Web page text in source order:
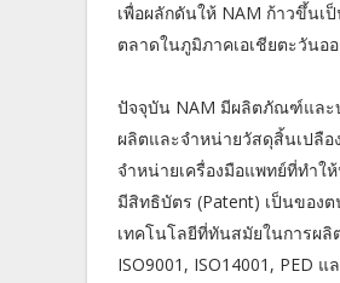
เพื่อผลักดันให้ NAM ก้าวขึ้นเ
ตลาดในภูมิภาคเอเชียตะวันอ
ปัจจุบัน NAM มีผลิตภัณฑ์และบ
ผลิตและจำหน่ายวัสดุสิ้นเปลือ
จำหน่ายเครื่องมือแพทย์ที่ทำ
มีสิทธิบัตร (Patent) เป็นของ
เทคโนโลยีที่ทันสมัยในการผลิ
ISO9001, ISO14001, PED